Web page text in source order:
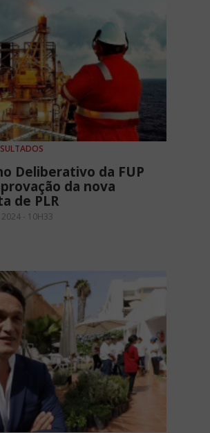
Deliberativo da FUP
da nova
de PLR
2024 - 10H33